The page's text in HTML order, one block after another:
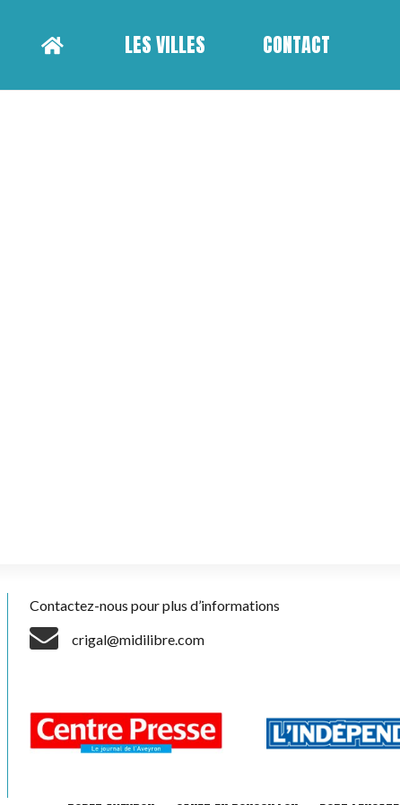
LES VILLES CONTACT
Contactez-nous pour plus d’informations
crigal@midilibre.com